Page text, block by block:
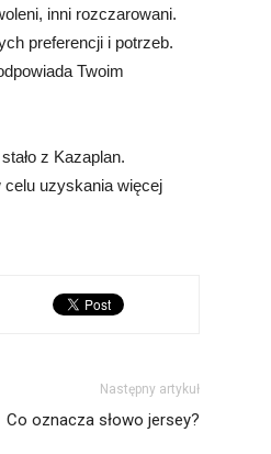
inni rozczarowani.
preferencji i potrzeb.
Twoim
z Kazaplan.
celu uzyskania więcej
Następny artykuł
Co oznacza słowo jersey?